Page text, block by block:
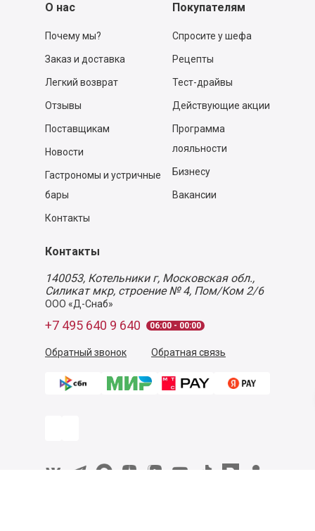
О нас
Почему мы?
Заказ и доставка
Легкий возврат
Отзывы
Поставщикам
Новости
Гастрономы и устричные
бары
Контакты
Покупателям
Спросите у шефа
Рецепты
Тест-драйвы
Действующие акции
Программа
лояльности
Бизнесу
Вакансии
Контакты
140053, Котельники г, Московская обл.,
Силикат мкр, строение № 4, Пом/Ком 2/6
ООО «Д-Снаб»
+7 495 640 9 640 06:00 - 00:00
Обратный звонок Обратная связь